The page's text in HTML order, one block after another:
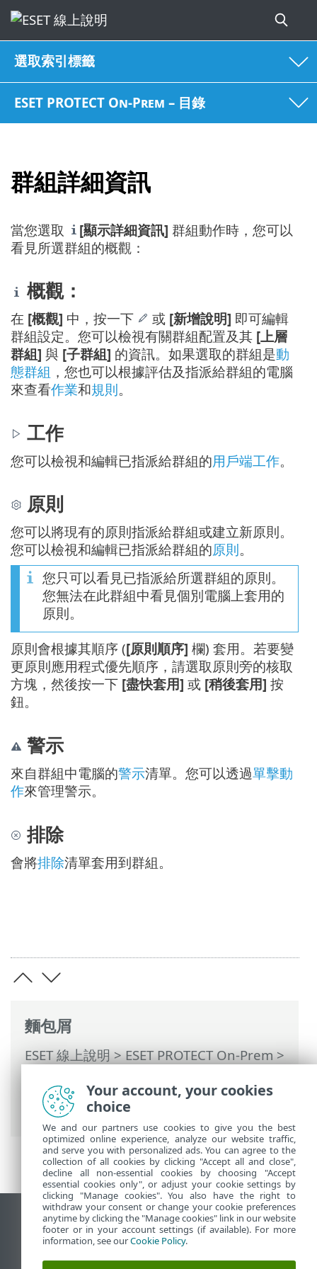
選取索引標籤
ESET PROTECT On-Prem – 目錄
群組詳細資訊
麵包屑
ESET 線上說明>ESET PROTECT On-Prem>
PROTECT On-Prem 主功能表>電腦>群組
> 群組詳細資訊
當您選取 [顯示詳細資訊] 群組動作時，您可以
看見所選群組的概觀：
概觀：
在 [概觀] 中，按一下 或 [新增說明] 即可編輯
群組設定。您可以檢視有關群組配置及其 [上層
群組] 與 [子群組] 的資訊。如果選取的群組是動
態群組 ，您也可以根據評估及指派給群組的電腦
來查看作業和規則。
工作
您可以檢視和編輯已指派給群組的用戶端工作。
原則
您可以將現有的原則指派給群組或建立新原則。
您可以檢視和編輯已指派給群組的原則。
您只可以看見已指派給所選群組的原則。
您無法在此群組中看見個別電腦上套用的
原則。
原則會根據其順序 ([原則順序] 欄) 套用。若要變
更原則應用程式優先順序，請選取原則旁的核取
方塊，然後按一下 [盡快套用] 或 [稍後套用] 按
鈕。
警示
來自群組中電腦的警示清單。您可以透過單擊動
作來管理警示。
排除
會將排除清單套用到群組。
檢視桌面網站
End of Life
ESET 知識庫
Your account, your cookies
choice
We and our partners use cookies to give you the best
optimized online experience, analyze our website traffic,
and serve you with personalized ads. You can agree to the
collection of all cookies by clicking "Accept all and close",
decline all non-essential cookies by choosing "Accept
essential cookies only", or adjust your cookie settings by
clicking "Manage cookies". You also have the right to
withdraw your consent or change your cookie preferences
anytime by clicking the "Manage cookies" link in our website
footer or in your account settings (if available). For more
information, see ourCookie Policy.